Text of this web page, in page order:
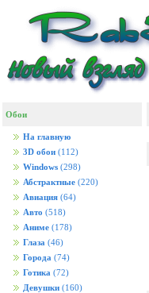
Обои
На главную
3D обои (112)
Windows (298)
Абстрактные (220)
Авиация (64)
Авто (518)
Аниме (178)
Глаза (46)
Города (74)
Готика (72)
Девушки (160)